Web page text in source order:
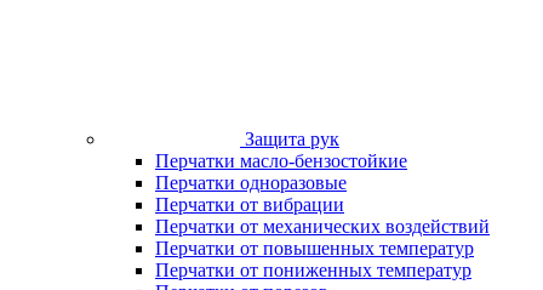
Защита рук
Перчатки масло-бензостойкие
Перчатки одноразовые
Перчатки от вибрации
Перчатки от механических воздействий
Перчатки от повышенных температур
Перчатки от пониженных температур